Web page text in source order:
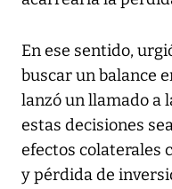
En ese sentido,
buscar un balance
lanzó un llamado a
estas decisiones
efectos colaterales
y pérdida de